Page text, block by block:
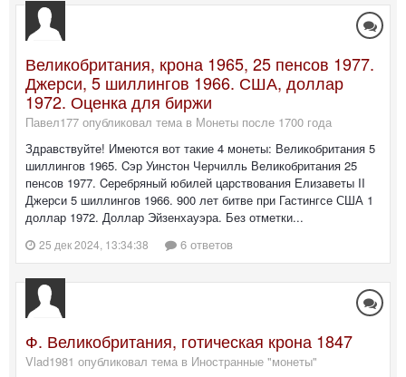
Великобритания, крона 1965, 25 пенсов 1977.
Джерси, 5 шиллингов 1966. США, доллар
1972. Оценка для биржи
Павел177 опубликовал тема в Монеты после 1700 года
Здравствуйте! Имеются вот такие 4 монеты: Великобритания 5
шиллингов 1965. Cэр Уинстон Черчилль Великобритания 25
пенсов 1977. Cеребряный юбилей царствования Елизаветы II
Джерси 5 шиллингов 1966. 900 лет битве при Гастингсе США 1
доллар 1972. Доллар Эйзенхауэра. Без отметки...
25 дек 2024, 13:34:38 6 ответов
Ф. Великобритания, готическая крона 1847
Vlad1981 опубликовал тема в Иностранные "монеты"